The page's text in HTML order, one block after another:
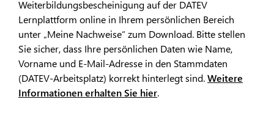
Weiterbildungsbescheinigung auf der DATEV
Lernplattform online in Ihrem persönlichen Bereich
unter „Meine Nachweise“ zum Download. Bitte stellen
Sie sicher, dass Ihre persönlichen Daten wie Name,
Vorname und E-Mail-Adresse in den Stammdaten
(DATEV-Arbeitsplatz) korrekt hinterlegt sind.Weitere
Informationen erhalten Sie hier.